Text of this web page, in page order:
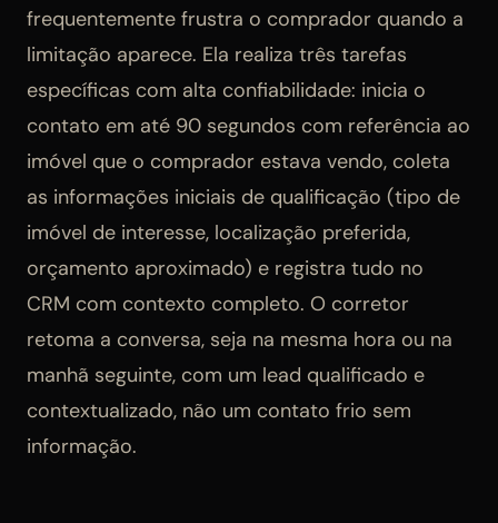
frequentemente frustra o comprador quando a
limitação aparece. Ela realiza três tarefas
específicas com alta confiabilidade: inicia o
contato em até 90 segundos com referência ao
imóvel que o comprador estava vendo, coleta
as informações iniciais de qualificação (tipo de
imóvel de interesse, localização preferida,
orçamento aproximado) e registra tudo no
CRM com contexto completo. O corretor
retoma a conversa, seja na mesma hora ou na
manhã seguinte, com um lead qualificado e
contextualizado, não um contato frio sem
informação.